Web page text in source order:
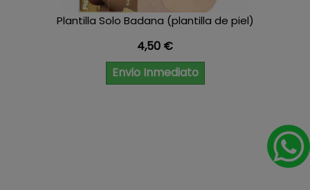
Plantilla Solo Badana (plantilla de piel)
Precio
4,50 €
Envio Inmediato